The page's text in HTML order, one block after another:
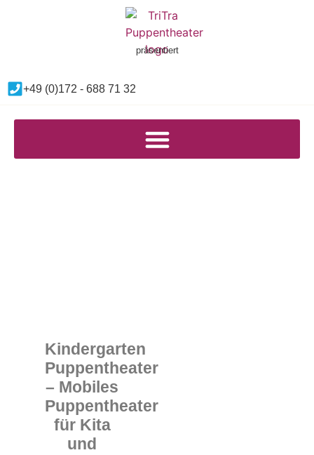
präsentiert
+49 (0)172 - 688 71 32
Kindergarten
Puppentheater
– Mobiles
Puppentheater
für Kita
und